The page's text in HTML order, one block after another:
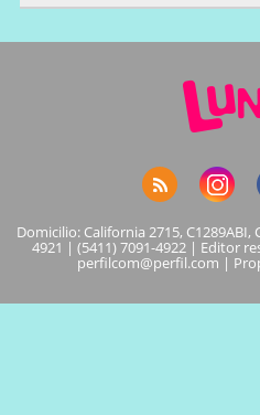
Domicilio: California 2715, C1289ABI,
4921 | (5411) 7091-4922 | Editor
perfilcom@perfil.com |